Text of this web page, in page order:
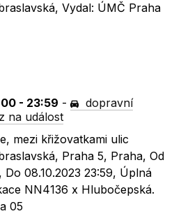
Vydal: ÚMČ Praha
- 23:59 -
dopravní
na událost
mezi křižovatkami ulic
Praha 5, Praha, Od
Do 08.10.2023 23:59, Úplná
NN4136 x Hlubočepská.
05